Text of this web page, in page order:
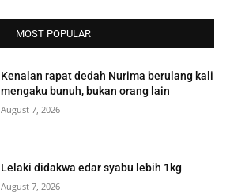
MOST POPULAR
Kenalan rapat dedah Nurima berulang kali
mengaku bunuh, bukan orang lain
August 7, 2026
Lelaki didakwa edar syabu lebih 1kg
August 7, 2026